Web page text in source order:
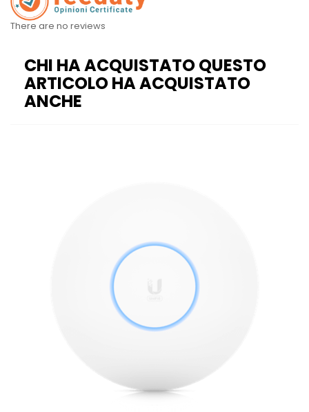
There are no reviews
CHI HA ACQUISTATO QUESTO
ARTICOLO HA ACQUISTATO
ANCHE